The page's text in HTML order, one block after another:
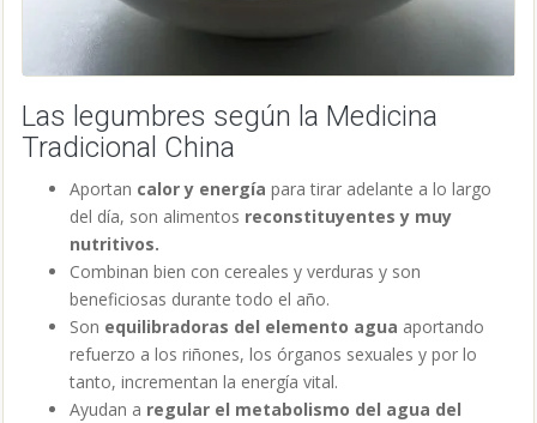
Las legumbres según la Medicina
Tradicional China
Aportan calor y energía para tirar adelante a lo largo
del día, son alimentos reconstituyentes y muy
nutritivos.
Combinan bien con cereales y verduras y son
beneficiosas durante todo el año.
Son equilibradoras del elemento agua aportando
refuerzo a los riñones, los órganos sexuales y por lo
tanto, incrementan la energía vital.
Ayudan a regular el metabolismo del agua del